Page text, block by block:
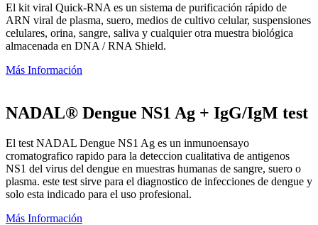
El kit viral Quick-RNA es un sistema de purificación rápido de
ARN viral de plasma, suero, medios de cultivo celular, suspensiones
celulares, orina, sangre, saliva y cualquier otra muestra biológica
almacenada en DNA / RNA Shield.
Más Información
NADAL® Dengue NS1 Ag + IgG/IgM test
El test NADAL Dengue NS1 Ag es un inmunoensayo
cromatografico rapido para la deteccion cualitativa de antigenos
NS1 del virus del dengue en muestras humanas de sangre, suero o
plasma. este test sirve para el diagnostico de infecciones de dengue y
solo esta indicado para el uso profesional.
Más Información